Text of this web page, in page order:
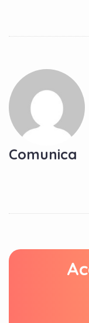
Comunica